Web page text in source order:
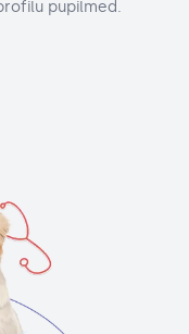
pupilmed.